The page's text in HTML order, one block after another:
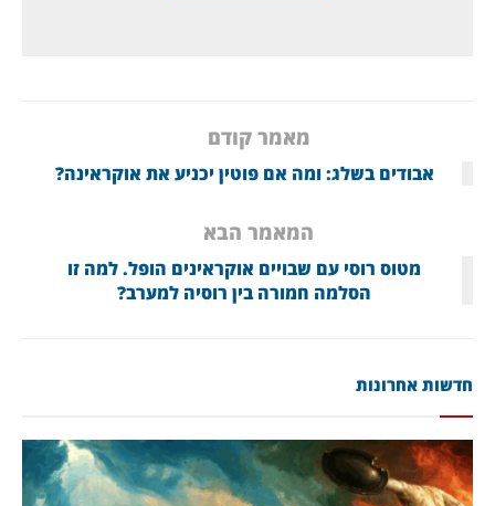
מאמר קודם
אבודים בשלג: ומה אם פוטין יכניע את אוקראינה?
המאמר הבא
מטוס רוסי עם שבויים אוקראינים הופל. למה זו
הסלמה חמורה בין רוסיה למערב?
חדשות אחרונות